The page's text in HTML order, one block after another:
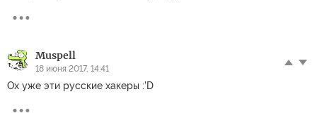
Muspell
18 июня 2017, 14:41
Ох уже эти русские хакеры :'D